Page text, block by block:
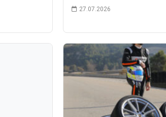
27.07.2026